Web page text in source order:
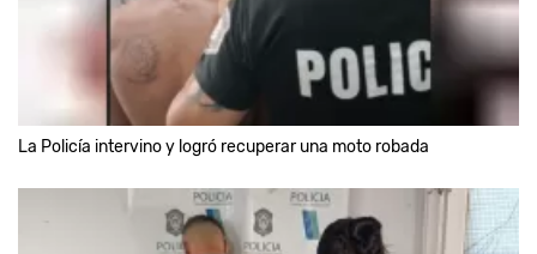
La Policía intervino y logró recuperar una moto robada